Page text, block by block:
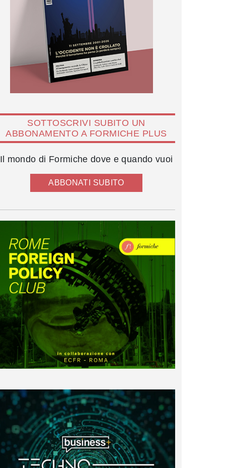
SOTTOSCRIVI SUBITO UN
ABBONAMENTO A FORMICHE PLUS
Il mondo di Formiche dove e quando vuoi
ABBONATI SUBITO